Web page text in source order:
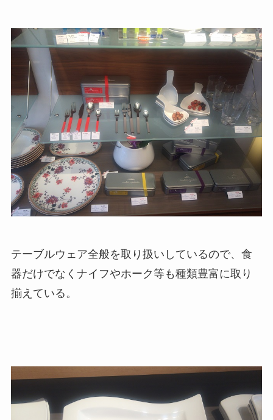
テーブルウェア全般を取り扱いしているので、食
器だけでなくナイフやホーク等も種類豊富に取り
揃えている。